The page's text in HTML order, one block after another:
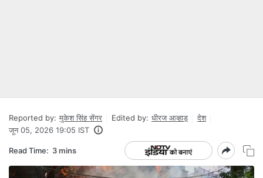
Reported by: मुकेश सिंह सेंगर Edited by: धीरज आव्हाड़
देश
जून 05, 2026 19:05 IST
Read Time: 3 mins